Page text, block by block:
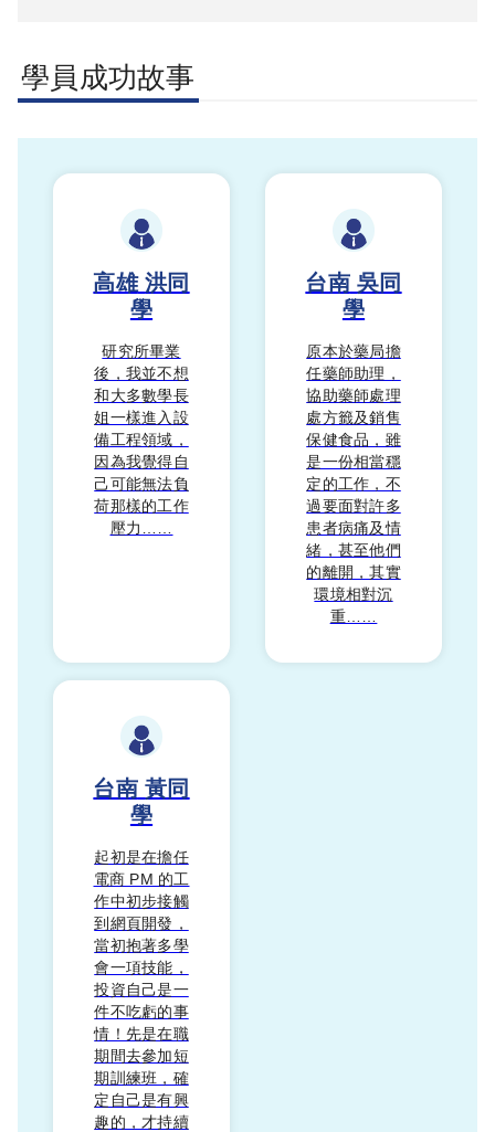
學員成功故事
高雄 洪同
學
研究所畢業
後，我並不想
和大多數學長
姐一樣進入設
備工程領域，
因為我覺得自
己可能無法負
荷那樣的工作
壓力……
台南 吳同
學
原本於藥局擔
任藥師助理，
協助藥師處理
處方籤及銷售
保健食品，雖
是一份相當穩
定的工作，不
過要面對許多
患者病痛及情
緒，甚至他們
的離開，其實
環境相對沉
重……
台南 黃同
學
起初是在擔任
電商 PM 的工
作中初步接觸
到網頁開發，
當初抱著多學
會一項技能，
投資自己是一
件不吃虧的事
情！先是在職
期間去參加短
期訓練班，確
定自己是有興
趣的，才持續